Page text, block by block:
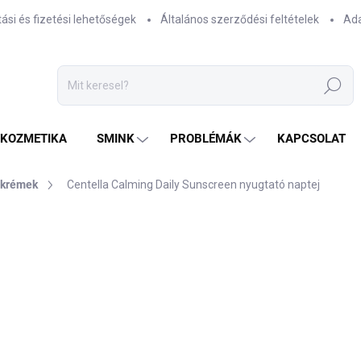
és fizetési lehetőségek Általános szerződési feltételek
Keresés
SMINK PROBLÉMÁK KAPCSOLAT
Centella Calming Daily Sunscreen nyugtató naptej